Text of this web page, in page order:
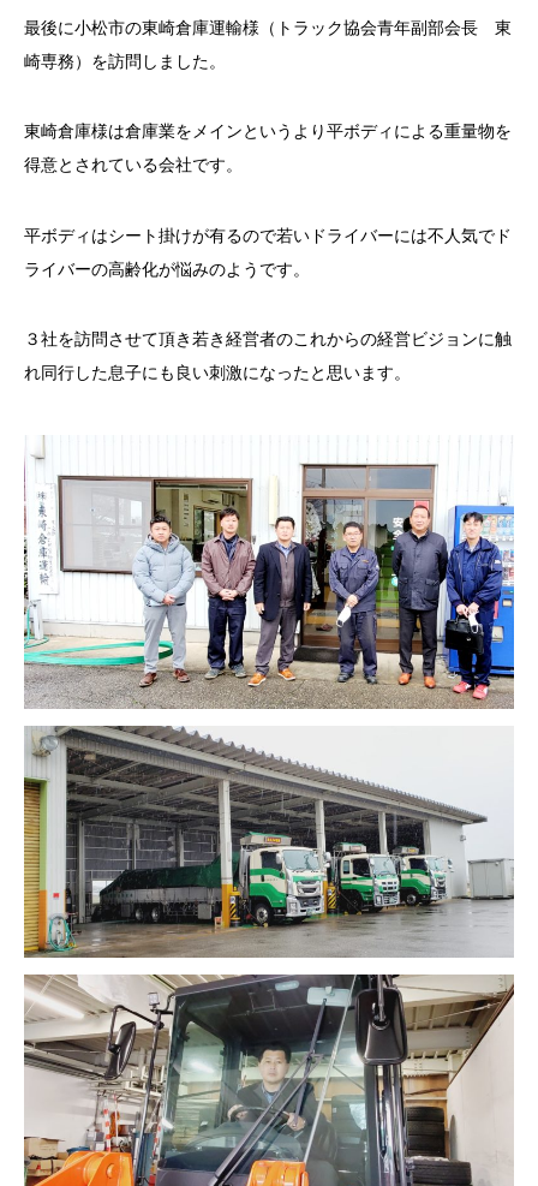
最後に小松市の東崎倉庫運輸様（トラック協会青年副部会長 東
崎専務）を訪問しました。
東崎倉庫様は倉庫業をメインというより平ボディによる重量物を
得意とされている会社です。
平ボディはシート掛けが有るので若いドライバーには不人気でド
ライバーの高齢化が悩みのようです。
３社を訪問させて頂き若き経営者のこれからの経営ビジョンに触
れ同行した息子にも良い刺激になったと思います。